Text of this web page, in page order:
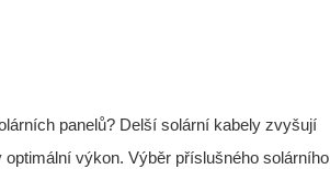
panelů? Delší solární kabely zvyšují
výkon. Výběr příslušného solárního